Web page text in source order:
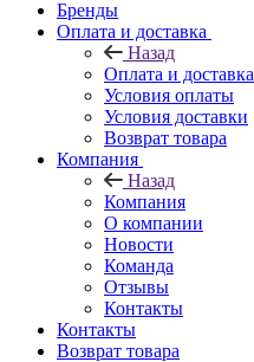
Бренды
Оплата и доставка
Назад
Оплата и доставка
Условия оплаты
Условия доставки
Возврат товара
Компания
Назад
Компания
О компании
Новости
Команда
Отзывы
Контакты
Контакты
Возврат товара